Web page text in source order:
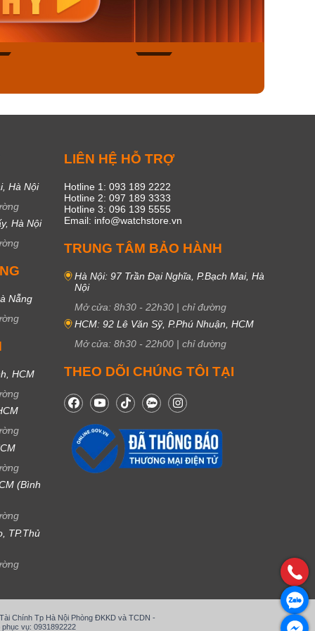
Hà Nội
Hà Nội
Nẵng
HCM
(Bình
TP.Thủ
LIÊN HỆ HỖ TRỢ
Hotline 1: 093 189 2222
Hotline 2: 097 189 3333
Hotline 3: 096 139 5555
Email: info@watchstore.vn
TRUNG TÂM BẢO HÀNH
Hà Nội: 97 Trần Đại Nghĩa, P.Bạch Mai, Hà
Nội
Mở cửa: 8h30 - 22h30 | chỉ đường
HCM: 92 Lê Văn Sỹ, P.Phú Nhuận, HCM
Mở cửa: 8h30 - 22h00 | chỉ đường
THEO DÕI CHÚNG TÔI TẠI
Chính Tp Hà Nội Phòng ĐKKD và TCDN -
vụ: 0931892222